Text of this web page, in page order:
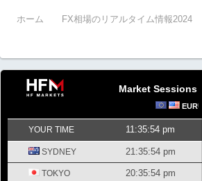
ホーム FX相場のリアルタイム情報2024
Market Sessions